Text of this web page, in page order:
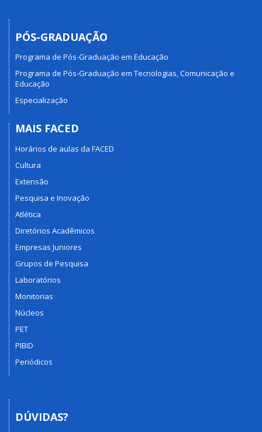
PÓS-GRADUAÇÃO
Programa de Pós-Graduação em Educação
Programa de Pós-Graduação em Tecnologias, Comunicação e
Educação
Especialização
MAIS FACED
Horários de aulas da FACED
Cultura
Extensão
Pesquisa e Inovação
Atlética
Diretórios Acadêmicos
Empresas Juniores
Grupos de Pesquisa
Laboratórios
Monitorias
Núcleos
PET
PIBID
Periódicos
DÚVIDAS?